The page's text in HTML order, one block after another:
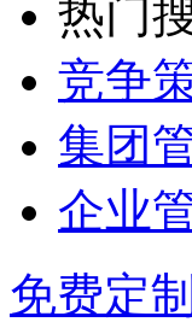
热门
竞争
集团
企业
免费定